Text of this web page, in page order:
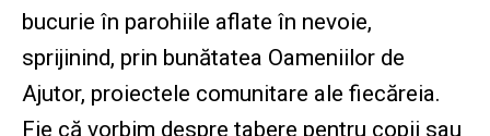
bucurie în parohiile aflate în nevoie,
sprijinind, prin bunătatea Oameniilor de
Ajutor, proiectele comunitare ale fiecăreia.
Fie că vorbim despre tabere pentru copii sau